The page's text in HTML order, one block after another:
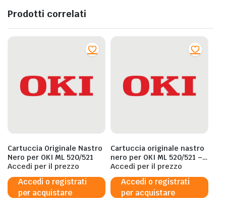
Prodotti correlati
Cartuccia Originale Nastro
Nero per OKI ML 520/521
Accedi per il prezzo
Accedi o registrati
per acquistare
Cartuccia originale nastro
nero per OKI ML 520/521 –
09002315
Accedi per il prezzo
Accedi o registrati
per acquistare